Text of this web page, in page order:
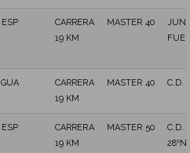
ESP
CARRERA
19 KM
MASTER 40
GUA
CARRERA
19 KM
MASTER 40 C.D.
ESP
CARRERA
19 KM
MASTER 50
C.D.
28ºN